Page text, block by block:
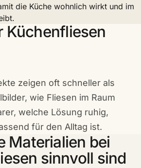
die Küche wohnlich wirkt und im
Küchenfliesen
zeigen oft schneller als
wie Fliesen im Raum
welche Lösung ruhig,
für den Alltag ist.
Materialien bei
sinnvoll sind